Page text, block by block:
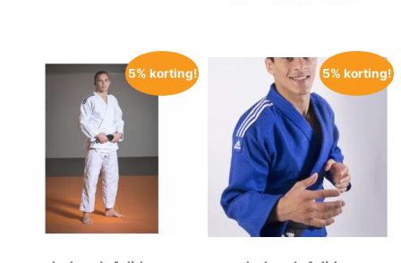
5% korting! 5% korting!